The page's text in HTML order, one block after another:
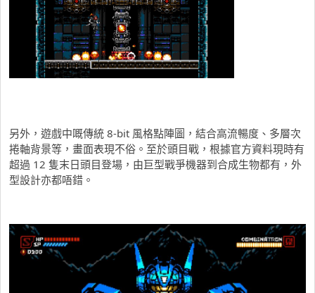
另外，遊戲中嘅傳統 8-bit 風格點陣圖，結合高流暢度、多層次
捲軸背景等，畫面表現不俗。至於頭目戰，根據官方資料現時有
超過 12 隻末日頭目登場，由巨型戰爭機器到合成生物都有，外
型設計亦都唔錯。